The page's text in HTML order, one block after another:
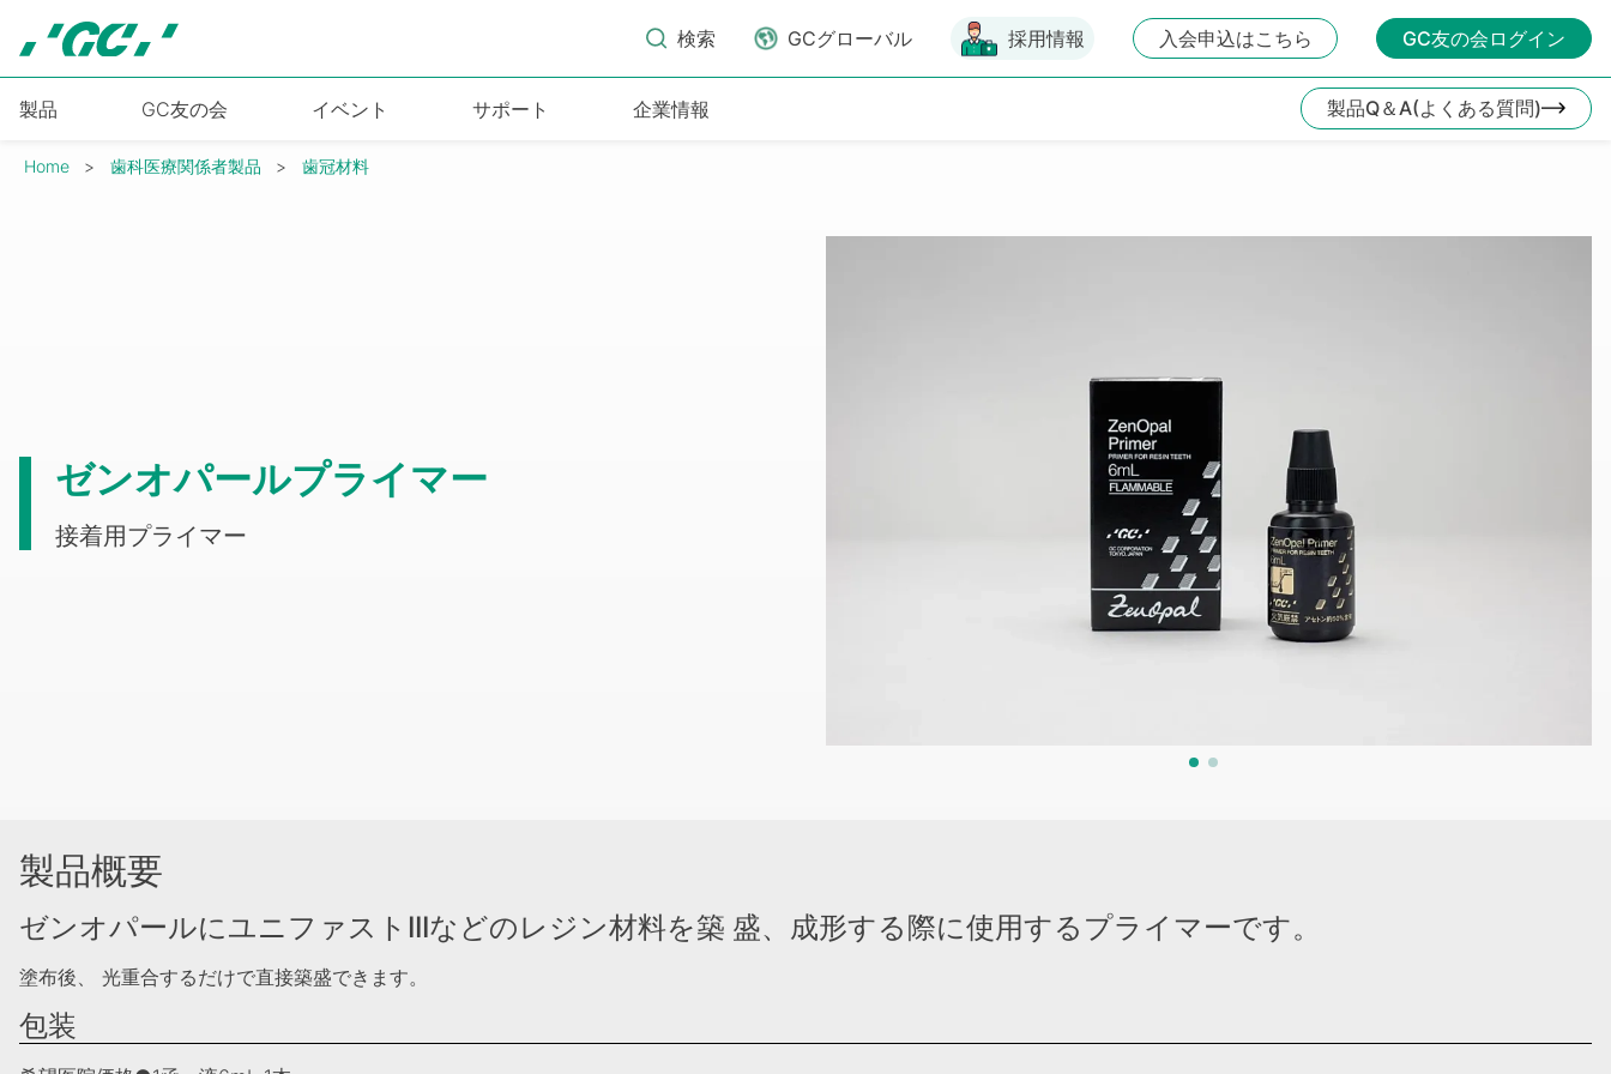
検索 GCグローバル 採用情報 入会申込はこちら GC友の会ログイン
製品 GC友の会 イベント サポート 企業情報 製品Q＆A(よくある質問)
Breadcrumb
Home 歯科医療関係者製品 歯冠材料
ゼンオパールプライマー
接着用プライマー
製品概要
ゼンオパールにユニファストIIIなどのレジン材料を築 盛、成形する際に使用するプライマーです。
塗布後、 光重合するだけで直接築盛できます。
包装